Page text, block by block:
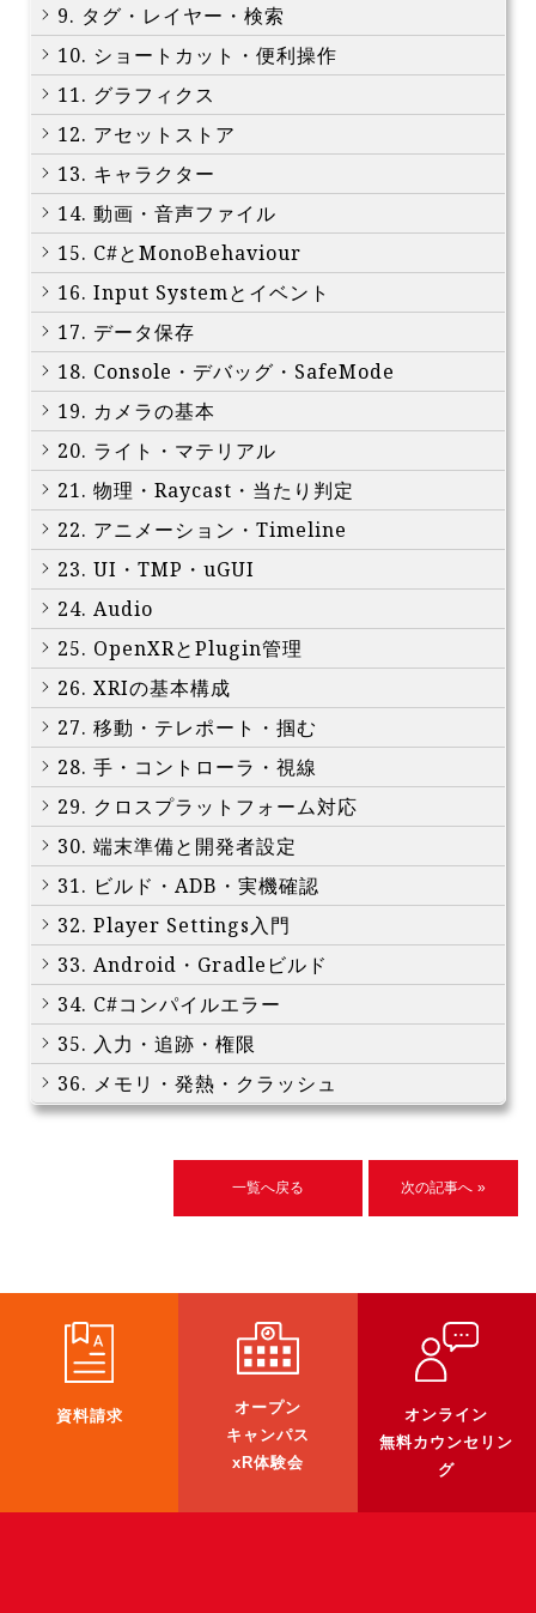
9. タグ・レイヤー・検索
10. ショートカット・便利操作
11. グラフィクス
12. アセットストア
13. キャラクター
14. 動画・音声ファイル
15. C#とMonoBehaviour
16. Input Systemとイベント
17. データ保存
18. Console・デバッグ・SafeMode
19. カメラの基本
20. ライト・マテリアル
21. 物理・Raycast・当たり判定
22. アニメーション・Timeline
23. UI・TMP・uGUI
24. Audio
25. OpenXRとPlugin管理
26. XRIの基本構成
27. 移動・テレポート・掴む
28. 手・コントローラ・視線
29. クロスプラットフォーム対応
30. 端末準備と開発者設定
31. ビルド・ADB・実機確認
32. Player Settings入門
33. Android・Gradleビルド
34. C#コンパイルエラー
35. 入力・追跡・権限
36. メモリ・発熱・クラッシュ
一覧へ戻る 次の記事へ »
資料請求
オープン
キャンパス
xR体験会
オンライン
無料カウンセリン
グ